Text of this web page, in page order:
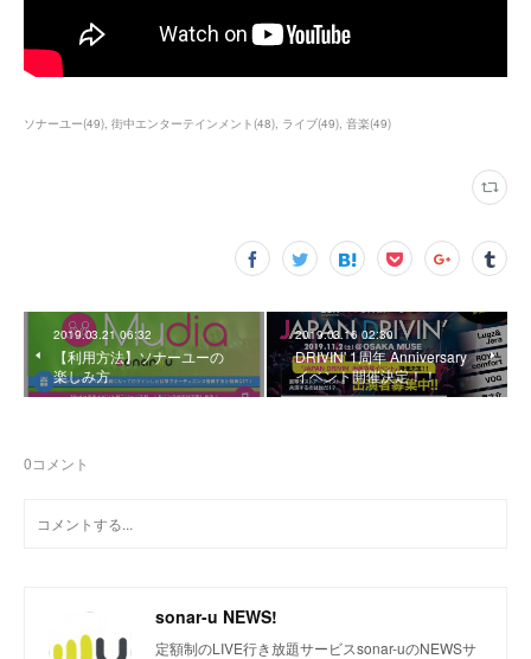
ソナーユー(49) 街中エンターテインメント(48) ライブ(49) 音楽(49)
2019.03.21 06:32
【利用方法】ソナーユーの
楽しみ方
2019.03.16 02:30
DRIVIN' 1周年 Anniversary
イベント開催決定！！
0コメント
sonar-u NEWS!
定額制のLIVE行き放題サービスsonar-uのNEWSサ